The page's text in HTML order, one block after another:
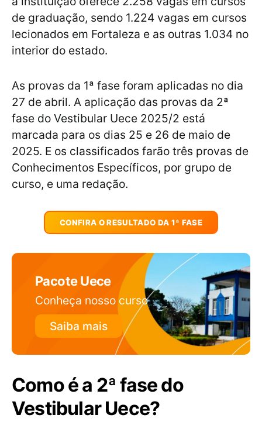
de graduação, sendo 1.224 vagas em cursos
lecionados em Fortaleza e as outras 1.034 no
interior do estado.
As provas da 1ª fase foram aplicadas no dia
27 de abril. A aplicação das provas da 2ª
fase do Vestibular Uece 2025/2 está
marcada para os dias 25 e 26 de maio de
2025. E os classificados farão três provas de
Conhecimentos Específicos, por grupo de
curso, e uma redação.
CONFIRA O RESULTADO DA 1ª FASE
Pacote Uece
Conheça nosso curso
Saiba mais
Como é a 2ª fase do
Vestibular Uece?